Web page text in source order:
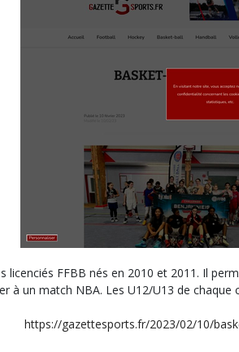
licenciés FFBB nés en 2010 et 2011. Il
à un match NBA. Les U12/U13 de
https://gazettesports.fr/2023/02/10/